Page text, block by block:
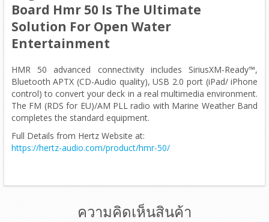
Board Hmr 50 Is The Ultimate
Solution For Open Water
Entertainment
HMR 50 advanced connectivity includes SiriusXM-Ready™,
Bluetooth APTX (CD-Audio quality), USB 2.0 port (iPad/ iPhone
control) to convert your deck in a real multimedia environment.
The FM (RDS for EU)/AM PLL radio with Marine Weather Band
completes the standard equipment.
Full Details from Hertz Website at:
https://hertz-audio.com/product/hmr-50/
ความคิดเห็นสินค้า